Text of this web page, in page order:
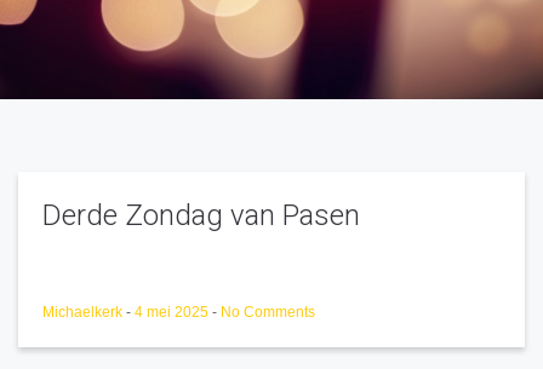
Derde Zondag van Pasen
Michaelkerk - 4 mei 2025 - No Comments